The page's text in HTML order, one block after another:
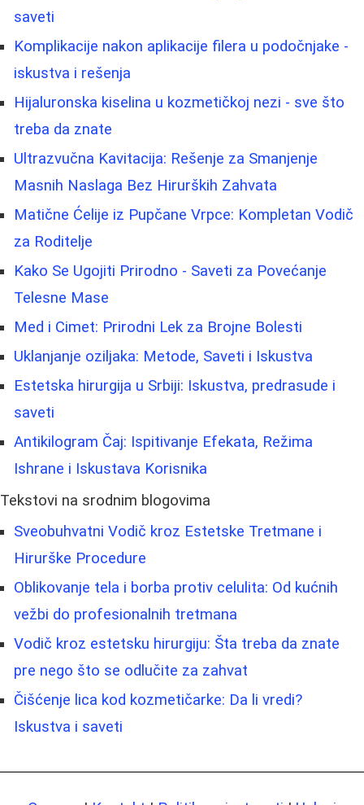
saveti
Komplikacije nakon aplikacije filera u podočnjake -
iskustva i rešenja
Hijaluronska kiselina u kozmetičkoj nezi - sve što
treba da znate
Ultrazvučna Kavitacija: Rešenje za Smanjenje
Masnih Naslaga Bez Hirurških Zahvata
Matične Ćelije iz Pupčane Vrpce: Kompletan Vodič
za Roditelje
Kako Se Ugojiti Prirodno - Saveti za Povećanje
Telesne Mase
Med i Cimet: Prirodni Lek za Brojne Bolesti
Uklanjanje oziljaka: Metode, Saveti i Iskustva
Estetska hirurgija u Srbiji: Iskustva, predrasude i
saveti
Antikilogram Čaj: Ispitivanje Efekata, Režima
Ishrane i Iskustava Korisnika
Tekstovi na srodnim blogovima
Sveobuhvatni Vodič kroz Estetske Tretmane i
Hirurške Procedure
Oblikovanje tela i borba protiv celulita: Od kućnih
vežbi do profesionalnih tretmana
Vodič kroz estetsku hirurgiju: Šta treba da znate
pre nego što se odlučite za zahvat
Čišćenje lica kod kozmetičarke: Da li vredi?
Iskustva i saveti